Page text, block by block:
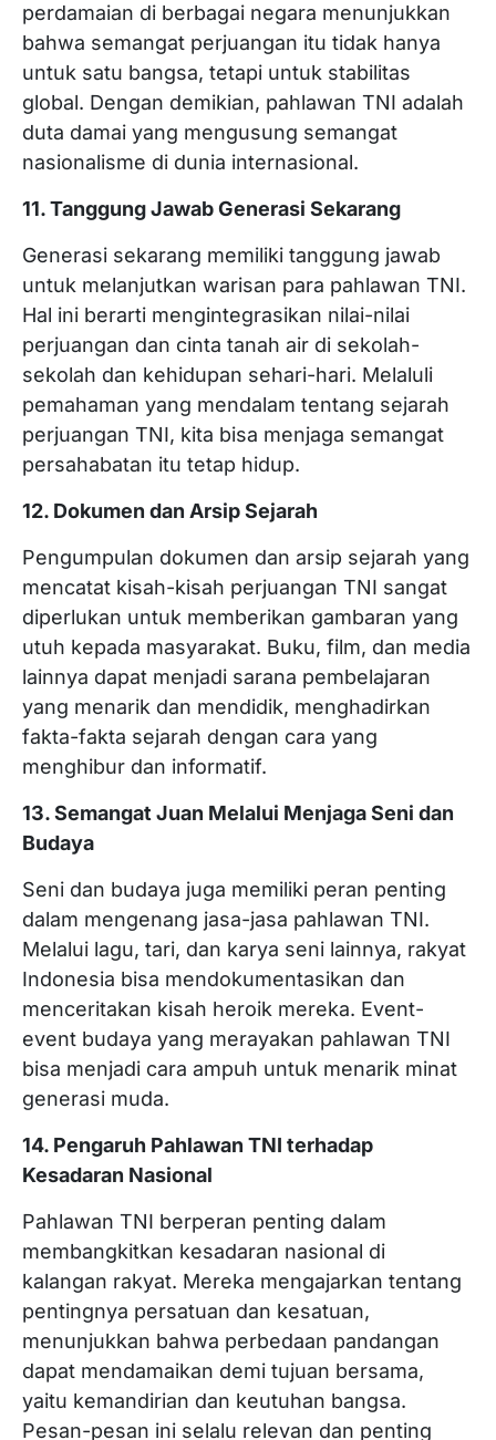
perdamaian di berbagai negara menunjukkan
bahwa semangat perjuangan itu tidak hanya
untuk satu bangsa, tetapi untuk stabilitas
global. Dengan demikian, pahlawan TNI adalah
duta damai yang mengusung semangat
nasionalisme di dunia internasional.
11. Tanggung Jawab Generasi Sekarang
Generasi sekarang memiliki tanggung jawab
untuk melanjutkan warisan para pahlawan TNI.
Hal ini berarti mengintegrasikan nilai-nilai
perjuangan dan cinta tanah air di sekolah-
sekolah dan kehidupan sehari-hari. Melaluli
pemahaman yang mendalam tentang sejarah
perjuangan TNI, kita bisa menjaga semangat
persahabatan itu tetap hidup.
12. Dokumen dan Arsip Sejarah
Pengumpulan dokumen dan arsip sejarah yang
mencatat kisah-kisah perjuangan TNI sangat
diperlukan untuk memberikan gambaran yang
utuh kepada masyarakat. Buku, film, dan media
lainnya dapat menjadi sarana pembelajaran
yang menarik dan mendidik, menghadirkan
fakta-fakta sejarah dengan cara yang
menghibur dan informatif.
13. Semangat Juan Melalui Menjaga Seni dan
Budaya
Seni dan budaya juga memiliki peran penting
dalam mengenang jasa-jasa pahlawan TNI.
Melalui lagu, tari, dan karya seni lainnya, rakyat
Indonesia bisa mendokumentasikan dan
menceritakan kisah heroik mereka. Event-
event budaya yang merayakan pahlawan TNI
bisa menjadi cara ampuh untuk menarik minat
generasi muda.
14. Pengaruh Pahlawan TNI terhadap
Kesadaran Nasional
Pahlawan TNI berperan penting dalam
membangkitkan kesadaran nasional di
kalangan rakyat. Mereka mengajarkan tentang
pentingnya persatuan dan kesatuan,
menunjukkan bahwa perbedaan pandangan
dapat mendamaikan demi tujuan bersama,
yaitu kemandirian dan keutuhan bangsa.
Pesan-pesan ini selalu relevan dan penting